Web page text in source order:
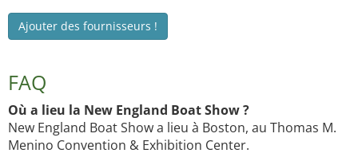
Ajouter des fournisseurs !
FAQ
Où a lieu la New England Boat Show ?
New England Boat Show a lieu à Boston, au Thomas M.
Menino Convention & Exhibition Center.